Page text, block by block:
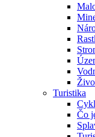
Turistika
Čo